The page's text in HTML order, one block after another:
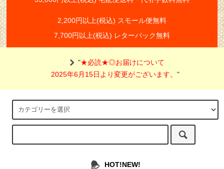
2,200円以上(税込) スモール便無料
7,700円以上(税込) レターパック無料
"★必読★◎お届けについて
2025年6月15日より変更がございます。"
HOT!NEW!